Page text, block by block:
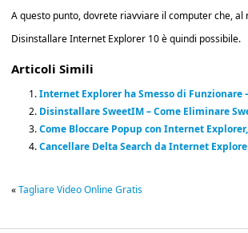
A questo punto, dovrete riavviare il computer che,
Disinstallare Internet Explorer 10 è quindi possibile.
Articoli Simili
Internet Explorer ha Smesso di Funzionare
Disinstallare SweetIM – Come Eliminare
Come Bloccare Popup con Internet
Cancellare Delta Search da Internet
«Tagliare Video Online Gratis